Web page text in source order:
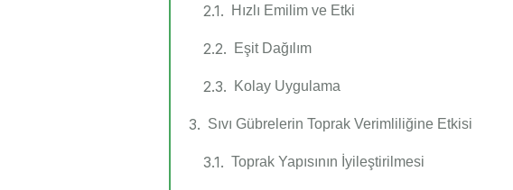
Hızlı Emilim ve Etki
Eşit Dağılım
Kolay Uygulama
Sıvı Gübrelerin Toprak Verimliliğine Etkisi
Toprak Yapısının İyileştirilmesi